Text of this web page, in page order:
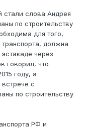
слова Андрея
по строительству
для того,
транспорта, должна
через
говорил, что
году, а
с
по строительству
РФ и